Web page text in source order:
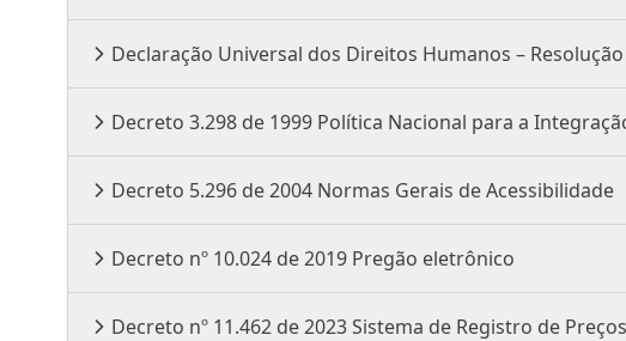
Declaração Universal dos Direitos Humanos – Resolução
Decreto 3.298 de 1999 Política Nacional
Decreto 5.296 de 2004 Normas Gerais de Acessibilidade
Decreto nº 10.024 de 2019 Pregão eletrônico
Decreto nº 11.462 de 2023 Sistema de Registro de Preços